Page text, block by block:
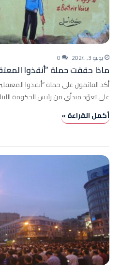
يونيو 3, 2024 0
ماذا حققت حملة “أنقذوا
أكد القائمون على حملة “أنقذوا
على تعهّد مبدأي من رئيس الحكومة
أكمل القراءة »